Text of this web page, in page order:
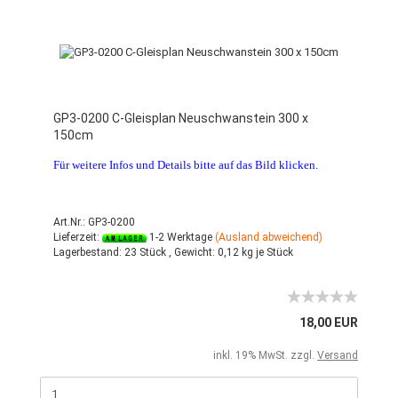
GP3-0200 C-Gleisplan Neuschwanstein 300 x
150cm
Für weitere Infos und Details bitte auf das Bild klicken.
Art.Nr.: GP3-0200
Lieferzeit:
1-2 Werktage (Ausland abweichend)
Lagerbestand: 23 Stück , Gewicht: 0,12 kg je Stück
18,00 EUR
inkl. 19% MwSt. zzgl. Versand